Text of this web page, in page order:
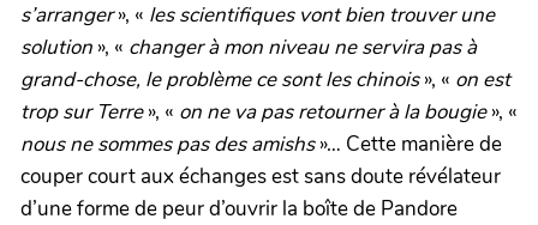
s’arranger», « les scientifiques vont bien trouver une
solution », « changer à mon niveau ne servira pas à
grand-chose, le problème ce sont les chinois», « on est
trop sur Terre», « on ne va pas retourner à la bougie», «
nous ne sommes pas des amishs»… Cette manière de
couper court aux échanges est sans doute révélateur
d’une forme de peur d’ouvrir la boîte de Pandore